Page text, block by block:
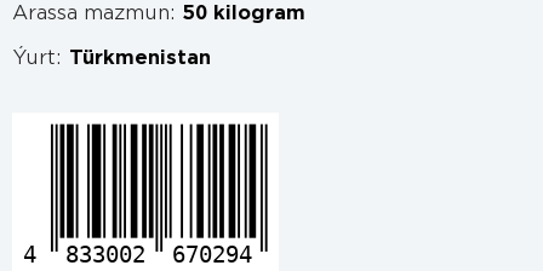
Arassa mazmun: 50 kilogram
Ýurt: Türkmenistan
4 833002 670294